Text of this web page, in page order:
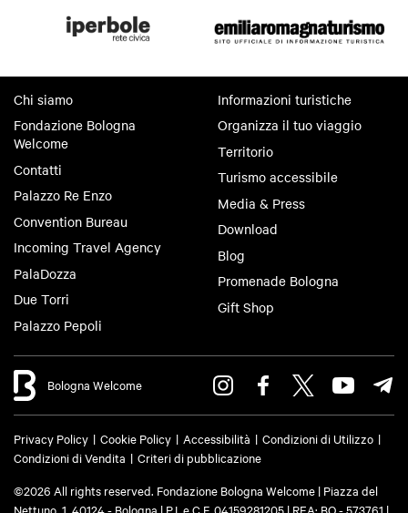
Chi siamo
Fondazione Bologna
Welcome
Contatti
Palazzo Re Enzo
Convention Bureau
Incoming Travel Agency
PalaDozza
Due Torri
Palazzo Pepoli
Informazioni turistiche
Organizza il tuo viaggio
Territorio
Turismo accessibile
Media & Press
Download
Blog
Promenade Bologna
Gift Shop
Bologna Welcome
Privacy Policy Cookie Policy Accessibilità
Condizioni di Utilizzo
Condizioni di Vendita
Criteri di pubblicazione
©2026 All rights reserved. Fondazione Bologna Welcome | Piazza del
Nettuno, 1, 40124 - Bologna | P.I. e C.F. 04159281205 | REA: BO - 573761 |